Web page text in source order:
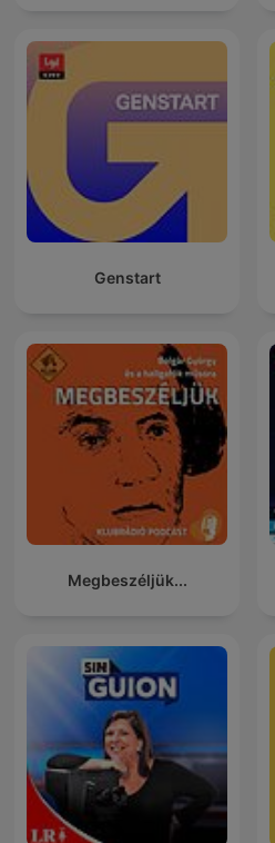
Genstart
Megbeszéljük...